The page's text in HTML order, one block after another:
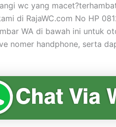
wc yang
di RajaWC.com No HP
WA di bawah ini untuk
nomer handphone, serta